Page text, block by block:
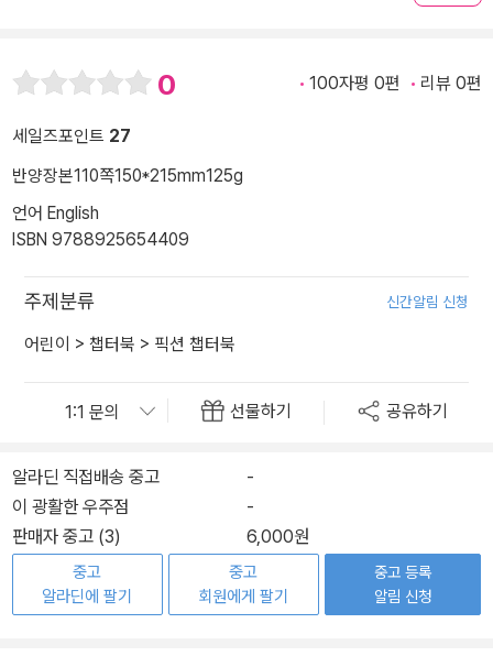
0 100자평 0편 리뷰 0편
세일즈포인트 27
반양장본110쪽150*215mm125g
언어 English
ISBN 9788925654409
주제분류 신간알림 신청
어린이 > 챕터북 > 픽션 챕터북
선물하기 공유하기
알라딘 직접배송 중고
-
이 광활한 우주점
-
판매자 중고 (3)
6,000원
중고
알라딘에 팔기
중고
회원에게 팔기
중고 등록
알림 신청